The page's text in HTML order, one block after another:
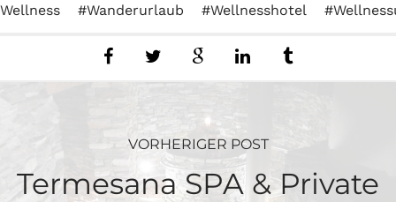
Wellness Wanderurlaub Wellnesshotel
VORHERIGER POST
Termesana SPA & Private